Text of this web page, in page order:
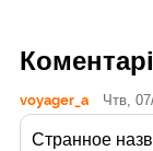
Коментарі
voyager_a Чтв,
Странное